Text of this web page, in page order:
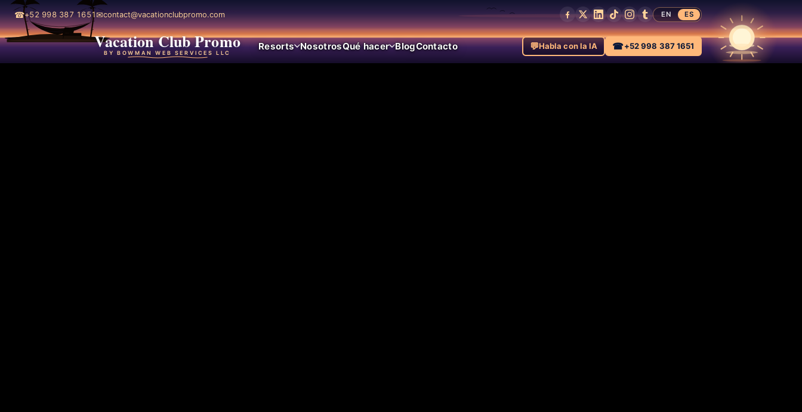
☎+52 998 387 1651✉contact@vacationclubpromo.com EN ES
Vacation Club Promo
BY BOWMAN WEB SERVICES LLC
Resorts NosotrosQué hacer BlogContacto 💬Habla con la IA ☎+52 998 387 1651